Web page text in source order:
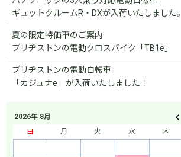
ギュットクルームR・DXが入荷いたしました。
夏の限定特価車のご案内
ブリヂストンの電動クロスバイク「TB1e」
ブリヂストンの電動自転車
「カジュナe」が入荷いたしました！
2026年 8月
日
月 火 水 木